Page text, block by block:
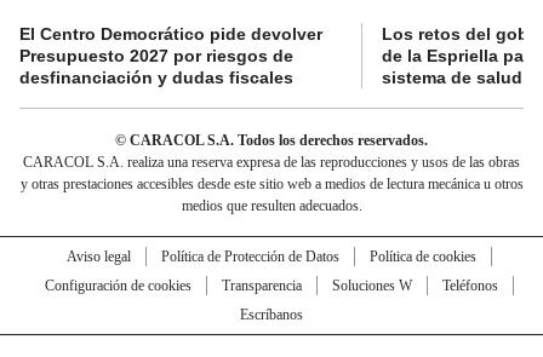
El Centro Democrático pide devolver
Presupuesto 2027 por riesgos de
desfinanciación y dudas fiscales
Los retos del
de la Espriella
sistema de salud
© CARACOL S.A. Todos los derechos reservados.
CARACOL S.A. realiza una reserva expresa de las reproducciones y usos de las obras
y otras prestaciones accesibles desde este sitio web a medios de lectura mecánica u otros
medios que resulten adecuados.
Aviso legal Política de Protección de Datos
Política de cookies
Configuración de cookies
Transparencia Soluciones W
Teléfonos
Escríbanos